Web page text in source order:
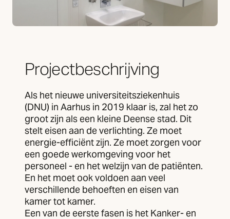
Projectbeschrijving
Als het nieuwe universiteitsziekenhuis
(DNU) in Aarhus in 2019 klaar is, zal het zo
groot zijn als een kleine Deense stad. Dit
stelt eisen aan de verlichting. Ze moet
energie-efficiënt zijn. Ze moet zorgen voor
een goede werkomgeving voor het
personeel - en het welzijn van de patiënten.
En het moet ook voldoen aan veel
verschillende behoeften en eisen van
kamer tot kamer.
Een van de eerste fasen is het Kanker- en